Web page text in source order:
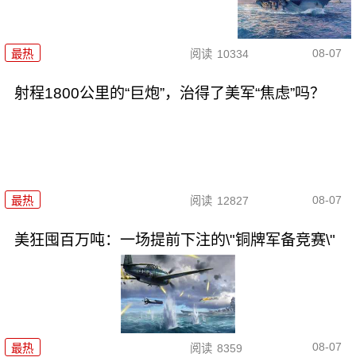
最热 阅读 10334 08-07
射程1800公里的“巨炮”，治得了美军“焦虑”吗？
最热 阅读 12827 08-07
美狂囤百万吨：一场提前下注的\"铜牌军备竞赛\"
最热 阅读 8359 08-07